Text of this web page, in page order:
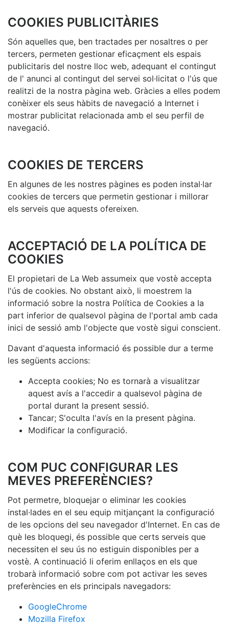
COOKIES PUBLICITÀRIES
Són aquelles que, ben tractades per nosaltres o per
tercers, permeten gestionar eficaçment els espais
publicitaris del nostre lloc web, adequant el contingut
de l' anunci al contingut del servei sol·licitat o l'ús que
realitzi de la nostra pàgina web. Gràcies a elles podem
conèixer els seus hàbits de navegació a Internet i
mostrar publicitat relacionada amb el seu perfil de
navegació.
COOKIES DE TERCERS
En algunes de les nostres pàgines es poden instal·lar
cookies de tercers que permetin gestionar i millorar
els serveis que aquests ofereixen.
ACCEPTACIÓ DE LA POLÍTICA DE
COOKIES
El propietari de La Web assumeix que vostè accepta
l'ús de cookies. No obstant això, li moestrem la
informació sobre la nostra Política de Cookies a la
part inferior de qualsevol pàgina de l'portal amb cada
inici de sessió amb l'objecte que vostè sigui conscient.
Davant d'aquesta informació és possible dur a terme
les següents accions:
Accepta cookies; No es tornarà a visualitzar
aquest avís a l'accedir a qualsevol pàgina de
portal durant la present sessió.
Tancar; S'oculta l'avís en la present pàgina.
Modificar la configuració.
COM PUC CONFIGURAR LES
MEVES PREFERÈNCIES?
Pot permetre, bloquejar o eliminar les cookies
instal·lades en el seu equip mitjançant la configuració
de les opcions del seu navegador d'Internet. En cas de
què les bloquegi, és possible que certs serveis que
necessiten el seu ús no estiguin disponibles per a
vostè. A continuació li oferim enllaços en els que
trobarà informació sobre com pot activar les seves
preferències en els principals navegadors:
GoogleChrome
Mozilla Firefox